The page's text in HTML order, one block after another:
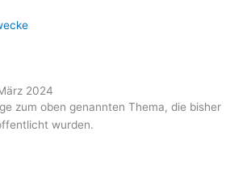
2024
zum oben genannten Thema, die bisher
wurden.